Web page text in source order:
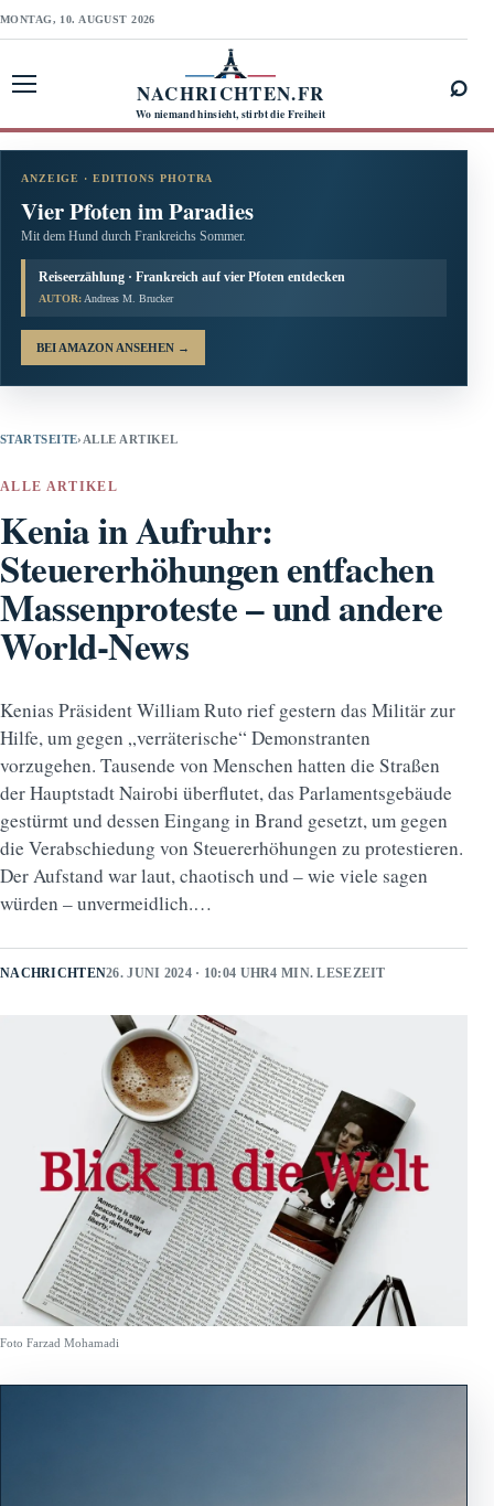
MONTAG, 10. AUGUST 2026
NACHRICHTEN.FR
Wo niemand hinsieht, stirbt die Freiheit
⌕
ANZEIGE · EDITIONS PHOTRA
Vier Pfoten im Paradies
Mit dem Hund durch Frankreichs Sommer.
Reiseerzählung · Frankreich auf vier Pfoten entdecken
AUTOR: Andreas M. Brucker
BEI AMAZON ANSEHEN →
STARTSEITE› ALLE ARTIKEL
ALLE ARTIKEL
Kenia in Aufruhr:
Steuererhöhungen entfachen
Massenproteste – und andere
World-News
Kenias Präsident William Ruto rief gestern das Militär zur
Hilfe, um gegen „verräterische“ Demonstranten
vorzugehen. Tausende von Menschen hatten die Straßen
der Hauptstadt Nairobi überflutet, das Parlamentsgebäude
gestürmt und dessen Eingang in Brand gesetzt, um gegen
die Verabschiedung von Steuererhöhungen zu protestieren.
Der Aufstand war laut, chaotisch und – wie viele sagen
würden – unvermeidlich.…
NACHRICHTEN26. JUNI 2024 · 10:04 UHR4 MIN. LESEZEIT
Foto Farzad Mohamadi